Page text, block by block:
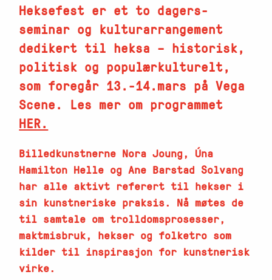
Heksefest er et to dagers-
seminar og kulturarrangement
dedikert til heksa – historisk,
politisk og populærkulturelt,
som foregår 13.-14.mars på Vega
Scene. Les mer om programmet
HER.
Billedkunstnerne Nora Joung, Úna
Hamilton Helle og Ane Barstad Solvang
har alle aktivt referert til hekser i
sin kunstneriske praksis. Nå møtes de
til samtale om trolldomsprosesser,
maktmisbruk, hekser og folketro som
kilder til inspirasjon for kunstnerisk
virke.